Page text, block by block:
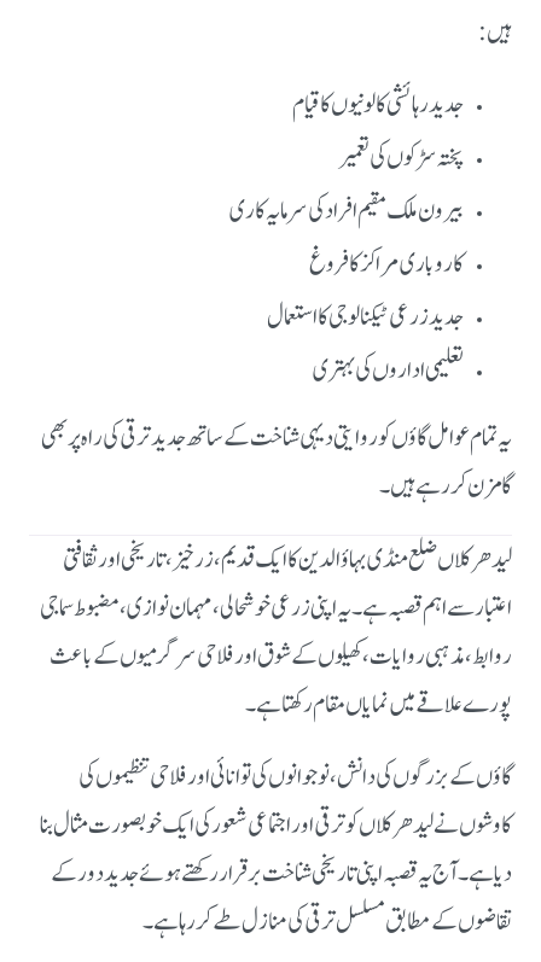
ہیں:
جدید رہائشی کالونیوں کا قیام
پختہ سڑکوں کی تعمیر
بیرون ملک مقیم افراد کی سرمایہ کاری
کاروباری مراکز کا فروغ
جدید زرعی ٹیکنالوجی کا استعمال
تعلیمی اداروں کی بہتری
یہ تمام عوامل گاؤں کو روایتی دیہی شناخت کے ساتھ جدید ترقی کی راہ پر بھی
گامزن کر رہے ہیں۔
لیدھر کلاں ضلع منڈی بہاؤالدین کا ایک قدیم، زرخیز، تاریخی اور ثقافتی
اعتبار سے اہم قصبہ ہے۔ یہ اپنی زرعی خوشحالی، مہمان نوازی، مضبوط سماجی
روابط، مذہبی روایات، کھیلوں کے شوق اور فلاحی سرگرمیوں کے باعث
پورے علاقے میں نمایاں مقام رکھتا ہے۔
گاؤں کے بزرگوں کی دانش، نوجوانوں کی توانائی اور فلاحی تنظیموں کی
کاوشوں نے لیدھر کلاں کو ترقی اور اجتماعی شعور کی ایک خوبصورت مثال بنا
دیا ہے۔ آج یہ قصبہ اپنی تاریخی شناخت برقرار رکھتے ہوئے جدید دور کے
تقاضوں کے مطابق مسلسل ترقی کی منازل طے کر رہا ہے۔